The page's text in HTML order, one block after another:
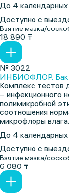
До 4
Доступно с
Взятие мазка/
18 890 ₸
№ 3022
ИНБИОФЛОР.
Комплекс тестов
− инфекционного
полимикробной
соотношения
микрофлоры
До 4
Доступно с
Взятие мазка/
6 080 ₸